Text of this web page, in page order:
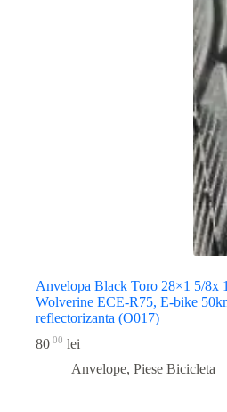
Anvelopa Black Toro 28×1 5/8x
Wolverine ECE-R75, E-bike
reflectorizanta (O017)
80 00 lei
Anvelope, Piese Bicicleta